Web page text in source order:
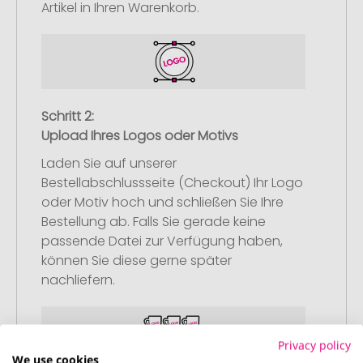
Artikel in Ihren Warenkorb.
Schritt 2:
Upload Ihres Logos oder Motivs
Laden Sie auf unserer
Bestellabschlussseite (Checkout) Ihr Logo
oder Motiv hoch und schließen Sie Ihre
Bestellung ab. Falls Sie gerade keine
passende Datei zur Verfügung haben,
können Sie diese gerne später
nachliefern.
Privacy policy
We use cookies